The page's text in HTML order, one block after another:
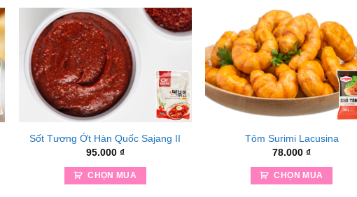
Sốt Tương Ớt Hàn Quốc Sajang II
95.000 ₫
CHỌN MUA
Tôm Surimi Lacusina
78.000₫
CHỌN MUA